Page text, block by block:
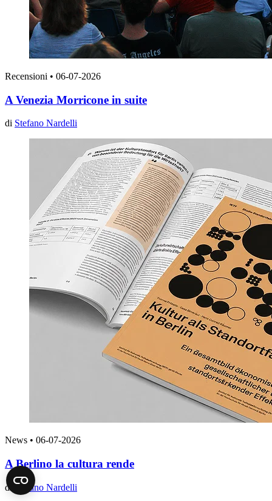
Recensioni • 06-07-2026
A Venezia Morricone in suite
di Stefano Nardelli
News • 06-07-2026
A Berlino la cultura rende
di Stefano Nardelli